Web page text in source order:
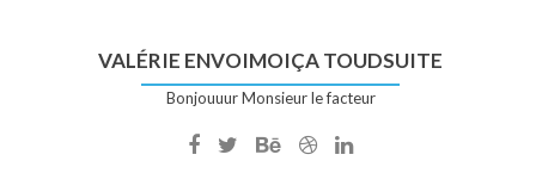
VALÉRIE ENVOIMOIÇA TOUDSUITE
Bonjouuur Monsieur le facteur